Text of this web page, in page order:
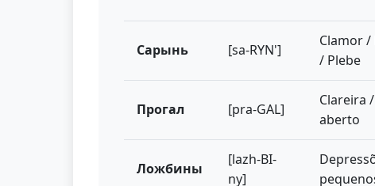
Сарынь [sa-RYN']
Clamor
/ Plebe
Прогал [pra-GAL]
Clareira
aberto
Ложбины
[lazh-BI-
ny]